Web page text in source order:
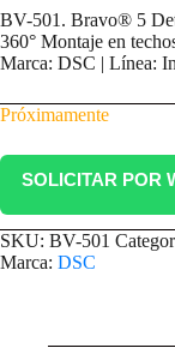
BV-501. Bravo® 5
360° Montaje en
Marca: DSC | Línea:
Próximamente
SOLICITAR POR
SKU: BV-501
Marca: DSC